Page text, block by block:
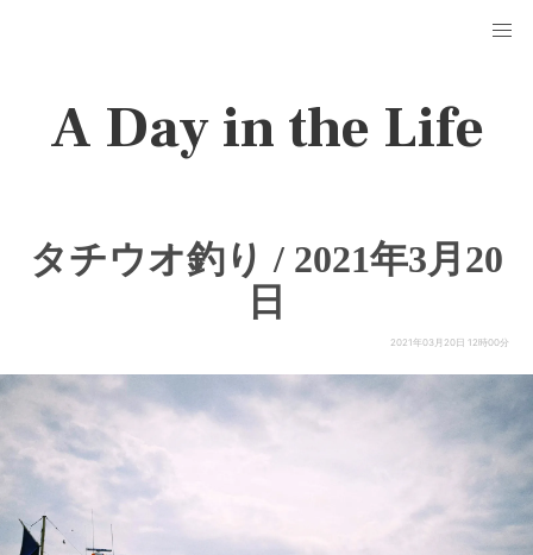
A Day in the Life
タチウオ釣り / 2021年3月20
日
2021年03月20日 12時00分